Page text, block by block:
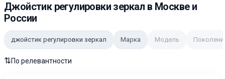
Джойстик регулировки зеркал в Москве и
России
джойстик регулировки зеркал Марка Модель
⇅По релевантности